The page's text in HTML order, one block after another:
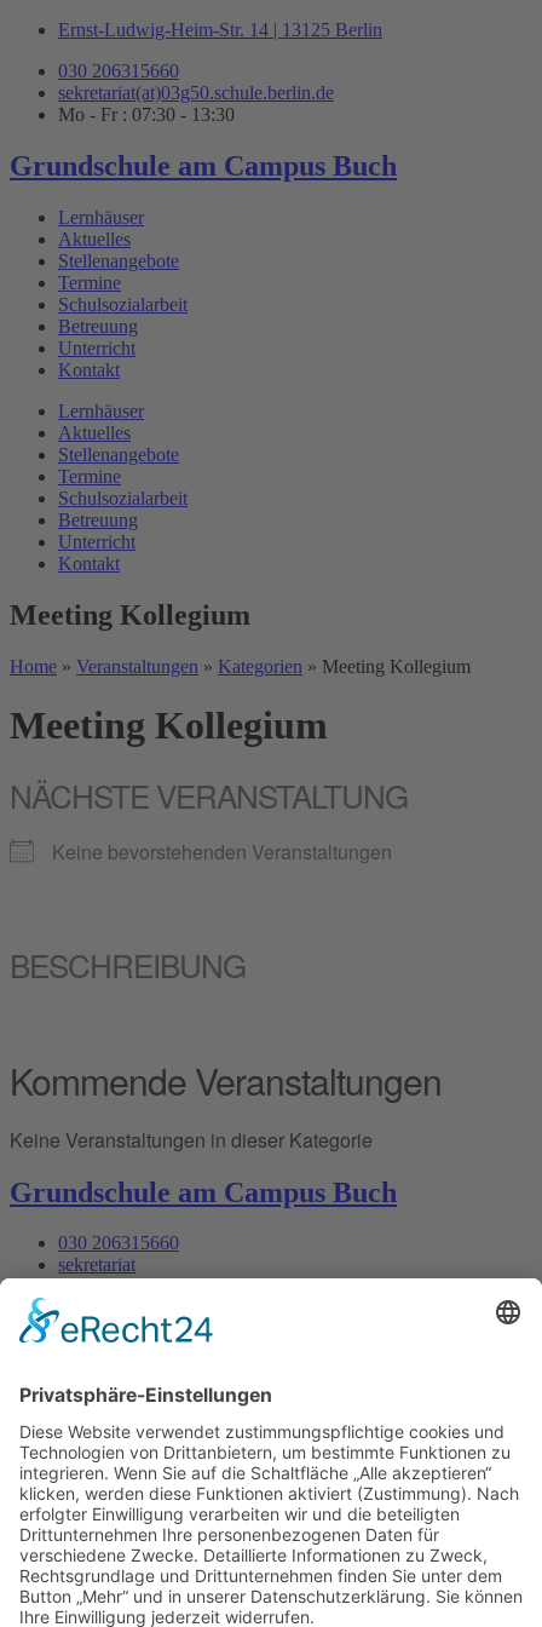
Zum
springen
Ernst-Ludwig-Heim-Str. 14 | 13125 Berlin
030 206315660
sekretariat(at)03g50.schule.berlin.de
Mo - Fr : 07:30 - 13:30
Grundschule am Campus Buch
Lernhäuser
Aktuelles
Stellenangebote
Termine
Schulsozialarbeit
Betreuung
Unterricht
Kontakt
Lernhäuser
Aktuelles
Stellenangebote
Termine
Schulsozialarbeit
Betreuung
Unterricht
Kontakt
Meeting Kollegium
Home » Veranstaltungen » Kategorien » Meeting Kollegium
Meeting Kollegium
NÄCHSTE VERANSTALTUNG
Keine bevorstehenden Veranstaltungen
BESCHREIBUNG
Kommende Veranstaltungen
Keine Veranstaltungen in dieser Kategorie
Grundschule am Campus Buch
030 206315660
sekretariat
Mo - Fr : 07:30 - 13:30
Datenschutz
Webdesign